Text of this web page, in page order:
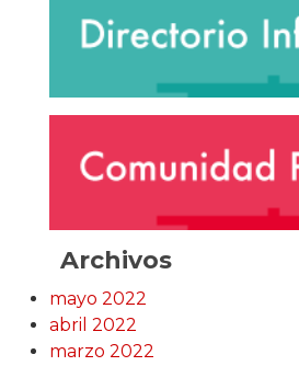
Archivos
mayo 2022
abril 2022
marzo 2022